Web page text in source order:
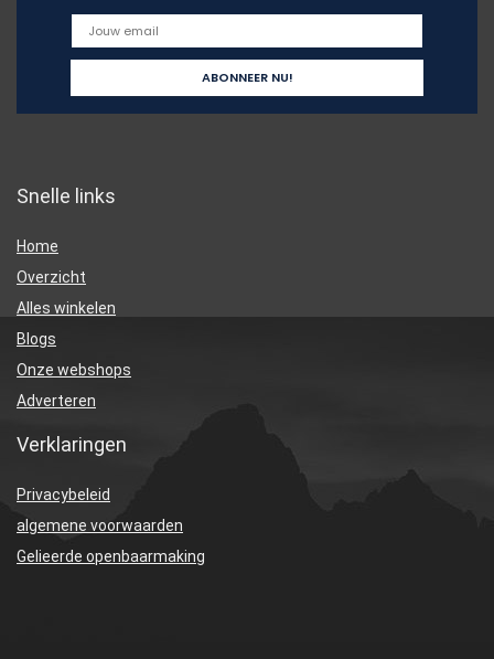
Snelle links
Home
Overzicht
Alles winkelen
Blogs
Onze webshops
Adverteren
Verklaringen
Privacybeleid
algemene voorwaarden
Gelieerde openbaarmaking